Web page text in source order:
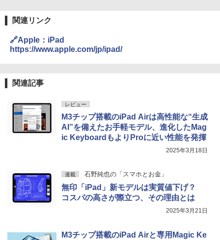
関連リンク
🔗Apple：iPad
https://www.apple.com/jp/ipad/
関連記事
レビュー
M3チップ搭載のiPad Airは高性能な“生成
AI”を備えたお手軽モデル、進化したMag
ic KeyboardもよりProに近い性能を発揮
2025年3月18日
連載 石野純也の「スマホとお金」
無印「iPad」新モデルは実質値下げ？
コスパの高さが際立つ、その理由とは
2025年3月21日
M3チップ搭載のiPad Airと専用Magic Ke